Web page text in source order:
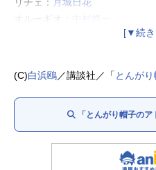
タータ：
田村睦心
イースヒース：諏訪部順一
ウトウィン：笠間淳
ガルガ：安元洋貴
(C)白浜鴎／講談社／「 とんが
「とんがり帽子の